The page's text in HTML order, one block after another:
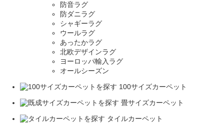
防音ラグ
防ダニラグ
シャギーラグ
ウールラグ
あったかラグ
北欧デザインラグ
ヨーロッパ輸入ラグ
オールシーズン
100サイズカーペット
畳サイズカーペット
タイルカーペット